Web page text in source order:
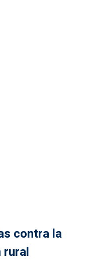
contra la